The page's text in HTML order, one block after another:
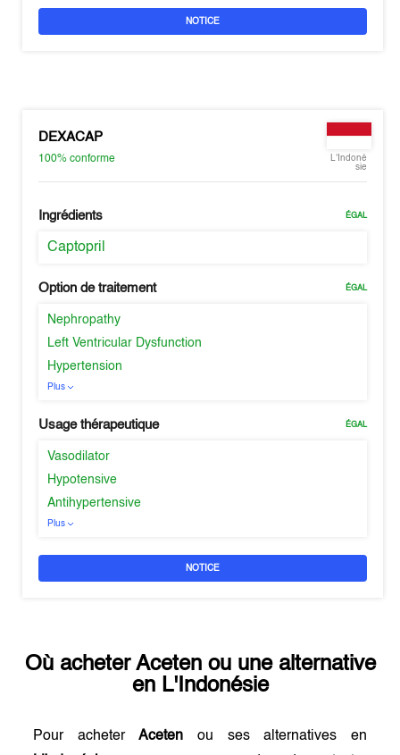
NOTICE
DEXACAP
100%conforme
L'Indoné
sie
Ingrédients ÉGAL
Captopril
Option de traitement ÉGAL
Nephropathy
Left Ventricular Dysfunction
Hypertension
Plus
Usage thérapeutique ÉGAL
Vasodilator
Hypotensive
Antihypertensive
Plus
NOTICE
Où acheter Acetenou une alternative
en L'Indonésie
Pour acheterAceten ou ses alternatives en